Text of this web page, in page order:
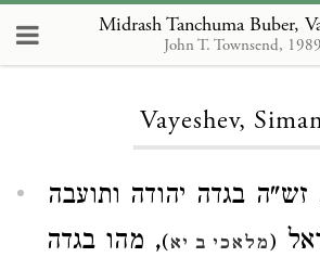
Midrash Tanchuma Buber,
John T. Townsend, 1989
Loading...
Vayeshev,
זש"ה בגדה יהודה ותועבה
(מלאכי ב יא), מהו בגדה